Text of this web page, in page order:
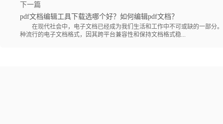
下一篇
pdf文档编辑工具下载选哪个好？如何编辑pdf文档？
在现代社会中，电子文档已经成为我们生活和工作中不可或缺的一部分
种流行的电子文档格式，因其跨平台兼容性和保持文档格式稳...